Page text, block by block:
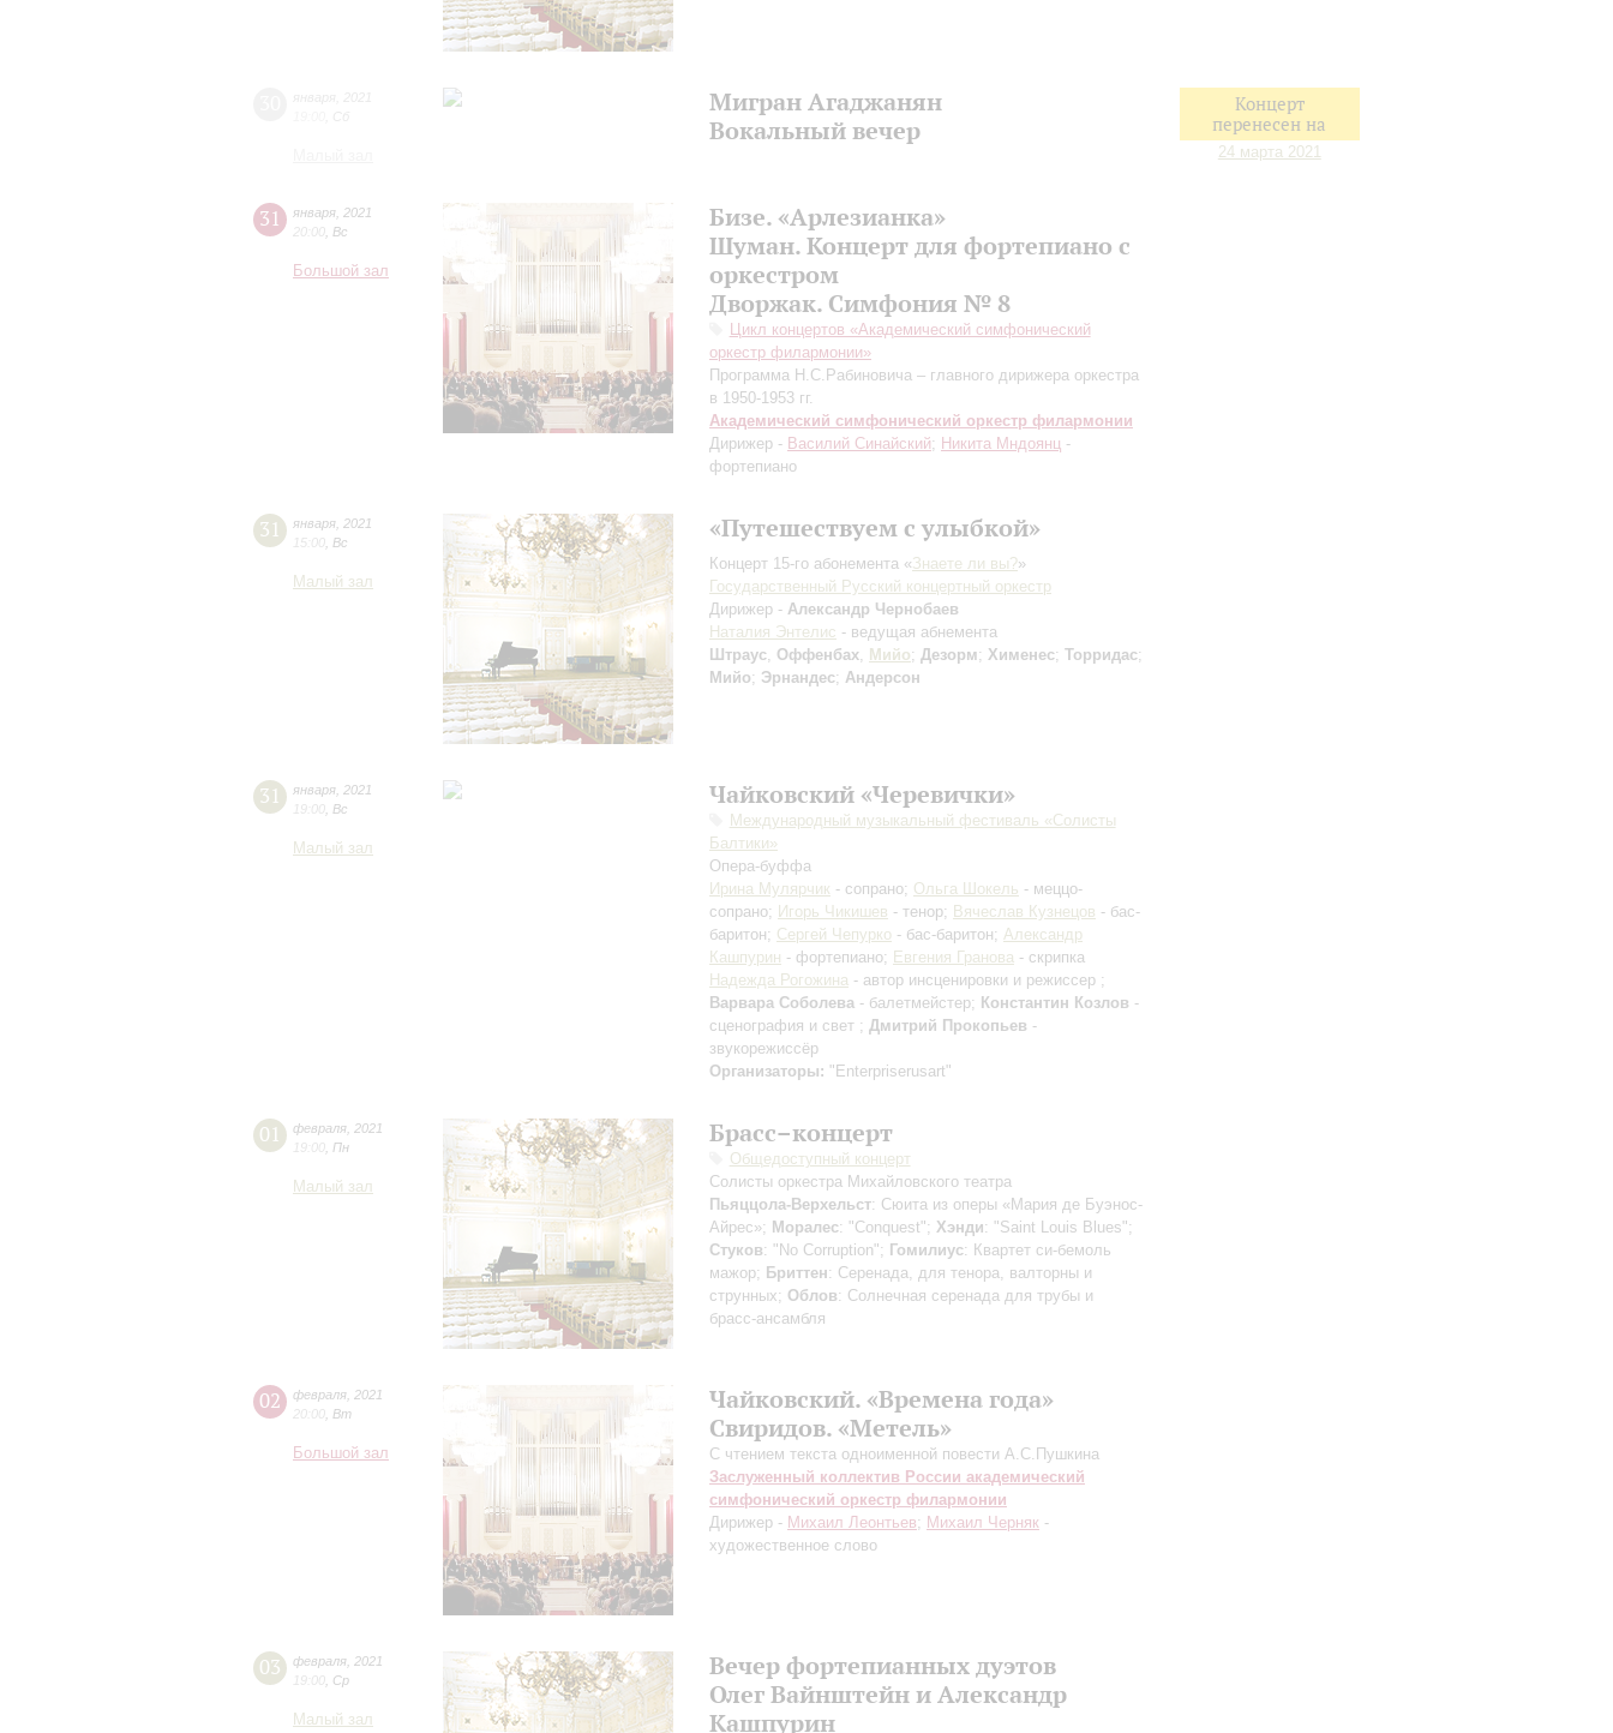
Мигран Агаджанян
Вокальный вечер
Концерт
перенесен на
24 марта 2021
31 января 2021
20:00 Вс
Большой зал
Бизе. «Арлезианка»
Шуман. Концерт для фортепиано с
оркестром
Дворжак. Симфония № 8
Цикл концертов «Академический симфонический
оркестр филармонии»
Программа Н.С.Рабиновича – главного дирижера оркестра
в 1950-1953 гг.
Академический симфонический оркестр филармонии
Дирижер - Василий Синайский; Никита Мндоянц -
фортепиано
31 января 2021
15:00 Вс
Малый зал
«Путешествуем с улыбкой»
Концерт 15-го абонемента «Знаете ли вы?»
Государственный Русский концертный оркестр
Дирижер - Александр Чернобаев
Наталия Энтелис - ведущая абнемента
Штраус, Оффенбах, Мийо; Дезорм; Хименес; Торридас;
Мийо; Эрнандес; Андерсон
31 января 2021
19:00 Вс
Малый зал
Чайковский «Черевички»
Международный музыкальный фестиваль «Солисты
Балтики»
Опера-буффа
Ирина Мулярчик - сопрано; Ольга Шокель - меццо-
сопрано; Игорь Чикишев - тенор; Вячеслав Кузнецов - бас-
баритон; Сергей Чепурко - бас-баритон; Александр
Кашпурин - фортепиано; Евгения Гранова - скрипка
Надежда Рогожина - автор инсценировки и режиссер ;
Варвара Соболева - балетмейстер; Константин Козлов -
сценография и свет ; Дмитрий Прокопьев -
звукорежиссёр
Организаторы: "Enterpriserusart"
01 февраля 2021
19:00 Пн
Малый зал
Брасс–концерт
Общедоступный концерт
Солисты оркестра Михайловского театра
Пьяццола-Верхельст: Сюита из оперы «Мария де Буэнос-
Айрес»; Моралес: "Conquest"; Хэнди: "Saint Louis Blues";
Стуков: "No Corruption"; Гомилиус: Квартет си-бемоль
мажор; Бриттен: Серенада, для тенора, валторны и
струнных; Облов: Солнечная серенада для трубы и
брасс-ансамбля
02 февраля 2021
20:00 Вт
Большой зал
Чайковский. «Времена года»
Свиридов. «Метель»
С чтением текста одноименной повести А.С.Пушкина
Заслуженный коллектив России академический
симфонический оркестр филармонии
Дирижер - Михаил Леонтьев; Михаил Черняк -
художественное слово
03 февраля 2021
19:00 Ср
Малый зал
Вечер фортепианных дуэтов
Олег Вайнштейн и Александр
Кашпурин